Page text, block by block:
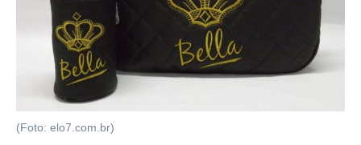
(Foto: elo7.com.br)